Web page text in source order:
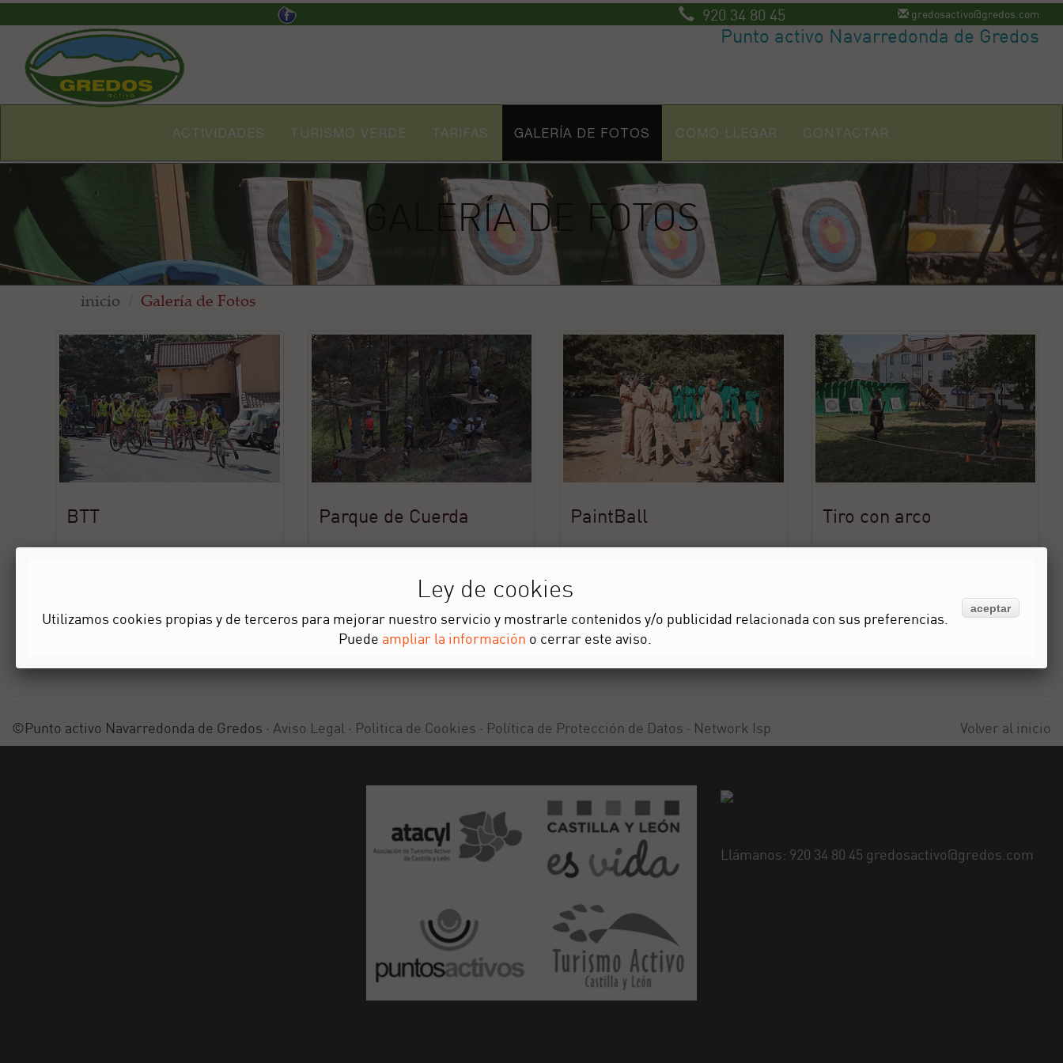
920 34 80 45 gredosactivo@gredos.com
Punto activo Navarredonda de Gredos
ACTIVIDADES TURISMO VERDE TARIFAS GALERÍA DE FOTOS COMO LLEGAR CONTACTAR
GALERÍA DE FOTOS
inicio Galería de Fotos
BTT Parque de Cuerda PaintBall Tiro con arco
Volver al inicio
©Punto activo Navarredonda de Gredos · Aviso Legal · Politica de Cookies · Política de Protección de Datos · Network Isp
Llámanos: 920 34 80 45 gredosactivo@gredos.com
Ley de cookies
Utilizamos cookies propias y de terceros para mejorar nuestro servicio y mostrarle contenidos y/o publicidad relacionada con sus preferencias.
Puede ampliar la información o cerrar este aviso.
aceptar